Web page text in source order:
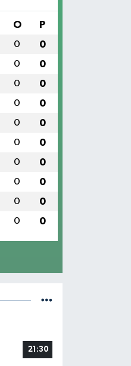
O P
0 0
0 0
0 0
0 0
0 0
0 0
0 0
0 0
0 0
0 0
21:30